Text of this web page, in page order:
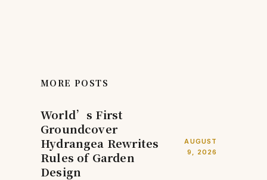
MORE POSTS
World’s First
Groundcover
Hydrangea Rewrites
Rules of Garden
Design
AUGUST
9, 2026